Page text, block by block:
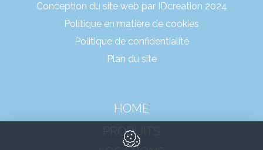
Conception du site web par IDcreation 2024
Politique en matière de cookies
Politique de confidentialité
Plan du site
HOME
PRODUITS